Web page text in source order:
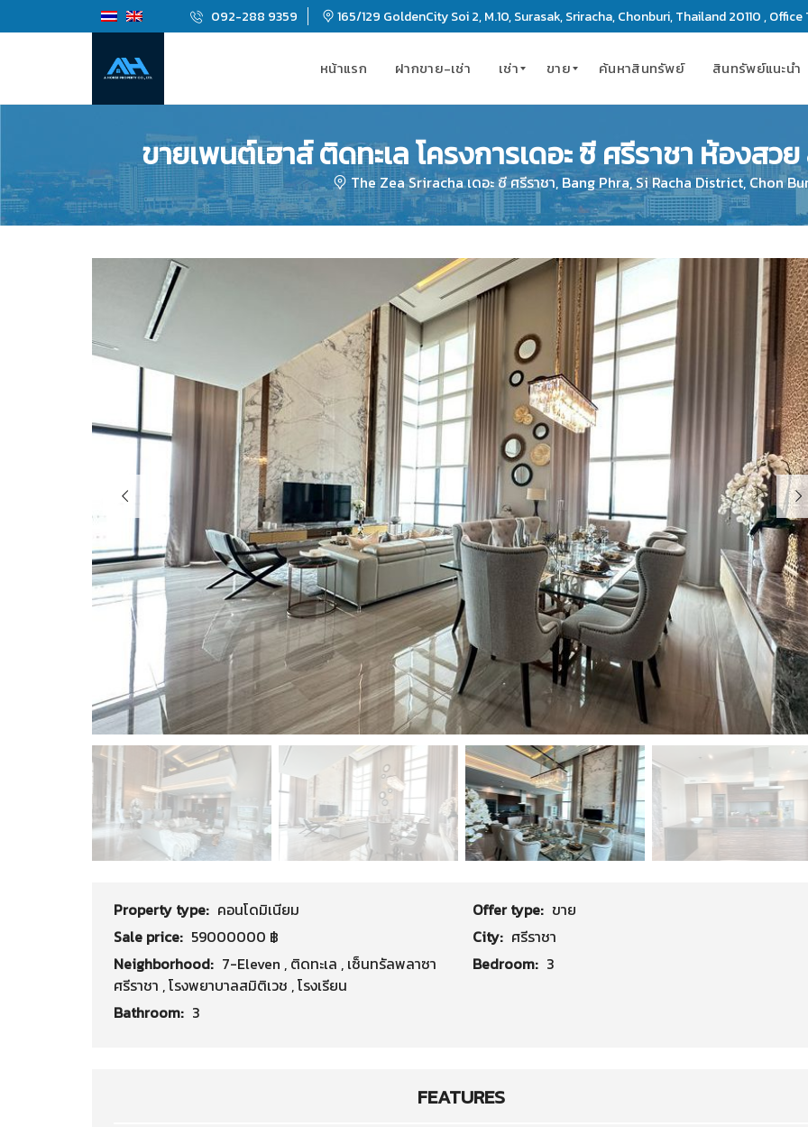
092-288 9359 165/129 GoldenCity Soi 2, M.10, Surasak, Sriracha, Chonburi, Thailand 20110 , Office
หน้าแรก ฝากขาย-เช่า เช่า
ค
อ
น
โ
มิ
เ
นี
ย
ม
เ
ซ
วิ
ส
อ
า
ร์
ท
บ้
า
น
ขาย
ค
อ
น
โ
มิ
เ
นี
ย
ม
ที่
ดิ
น
น
ค้นหาสินทรัพย์ สินทรัพย์แนะนำ
ขายเพนต์เฮาส์ ติดทะเล โครงการเดอะ ซี ศรีราชา ห้องส
The Zea Sriracha เดอะ ซี ศรีราชา, Bang Phra, Si Racha District, Chon
Property type: คอนโดมิเนียม Offer type: ขาย
Sale price: 59000000 ฿ City: ศรีราชา
Neighborhood: 7-Eleven , ติดทะเล , เซ็นทรัลพลาซา
ศรีราชา ,โรงพยาบาลสมิติเวช ,โรงเรียน
Bedroom: 3
Bathroom: 3
FEATURES